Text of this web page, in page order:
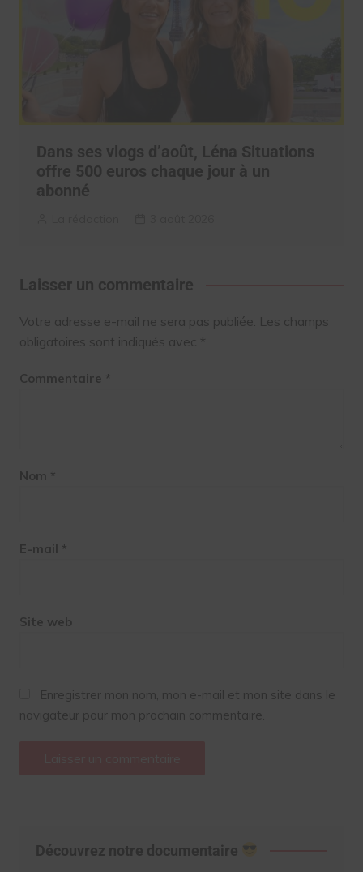
Dans ses vlogs d’août, Léna Situations
offre 500 euros chaque jour à un
abonné
Laisser un commentaire
Votre adresse e-mail ne sera pas publiée. Les champs
obligatoires sont indiqués avec *
Commentaire *
Nom *
E-mail *
Site web
Enregistrer mon nom, mon e-mail et mon site dans le
navigateur pour mon prochain commentaire.
Découvrez notre documentaire